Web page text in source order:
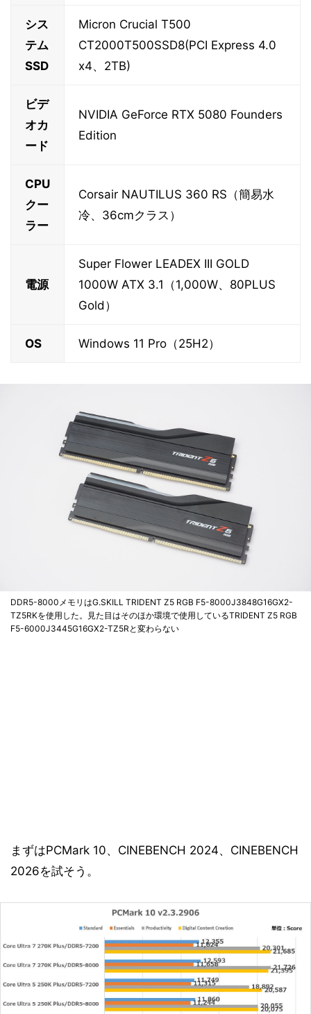
シス
テム
SSD
Micron Crucial T500
CT2000T500SSD8(PCI Express 4.0
x4、2TB)
ビデ
オカ
ード
NVIDIA GeForce RTX 5080 Founders
Edition
CPU
クー
ラー
Corsair NAUTILUS 360 RS（簡易水
冷、36cmクラス）
電源
Super Flower LEADEX III GOLD
1000W ATX 3.1（1,000W、80PLUS
Gold）
OS Windows 11 Pro（25H2）
DDR5-8000メモリはG.SKILL TRIDENT Z5 RGB F5-8000J3848G16GX2-
TZ5RKを使用した。見た目はそのほか環境で使用しているTRIDENT Z5 RGB
F5-6000J3445G16GX2-TZ5Rと変わらない
まずはPCMark 10、CINEBENCH 2024、CINEBENCH
2026を試そう。